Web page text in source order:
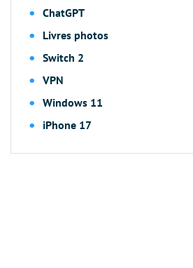
ChatGPT
Livres photos
Switch 2
VPN
Windows 11
iPhone 17